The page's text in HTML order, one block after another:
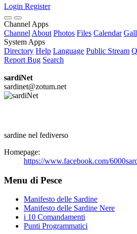
Login Register
Channel Apps
Channel About Photos Files Calendar
System Apps
Directory Help Language Public Stream
Report Bug Search
sardiNet
sardinet@zotum.net
sardine nel fediverso
Homepage:
https://www.facebook.com/
Menu di Pesce
Manifesto delle Sardine
Manifesto delle Sardine Nere
i 10 Comandamenti
Punti Programmatici